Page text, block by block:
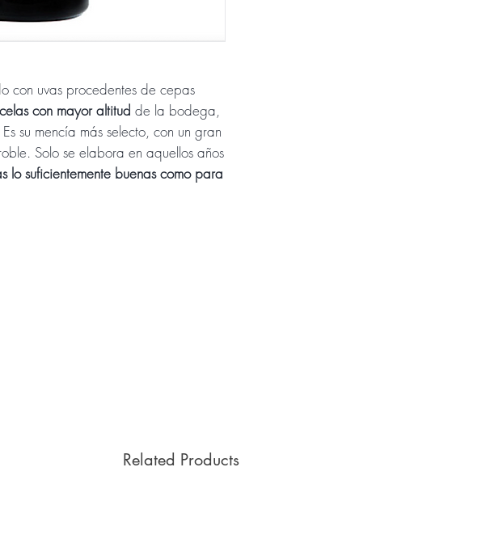
con uvas procedentes de cepas
con mayor altitud de la bodega,
su mencía más selecto, con un gran
Solo se elabora en aquellos años
lo suficientemente buenas como para
Related Products